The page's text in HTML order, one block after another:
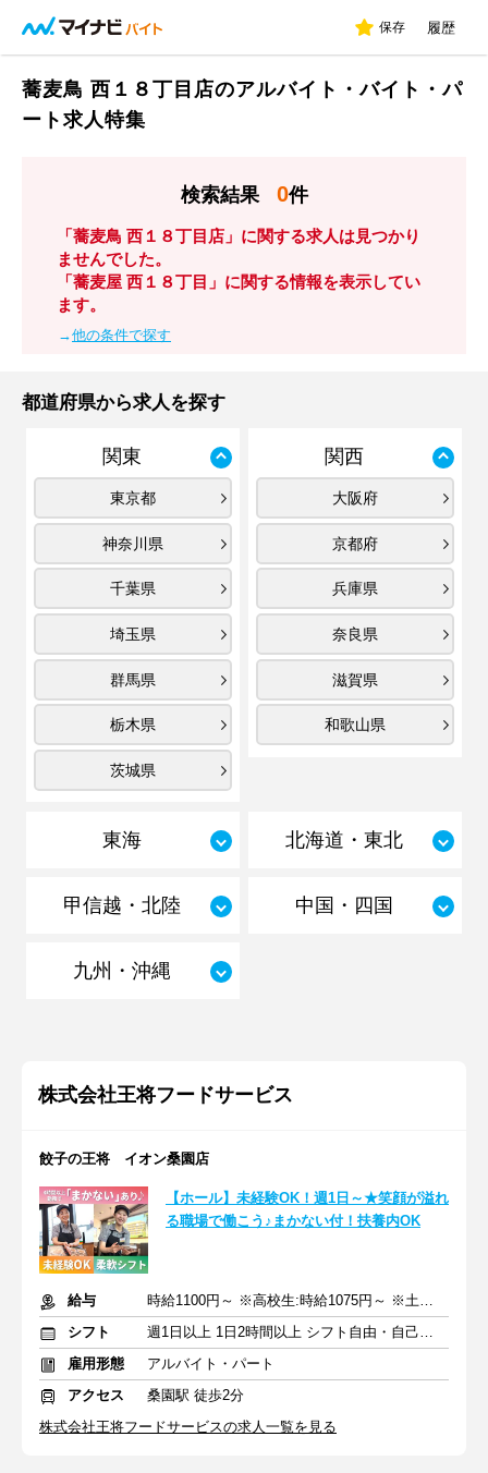
保存 履歴
蕎麦鳥 西１８丁目店のアルバイト・バイト・パ
ート求人特集
検索結果 0件
「蕎麦鳥 西１８丁目店」に関する求人は見つかり
ませんでした。
「蕎麦屋 西１８丁目」に関する情報を表示してい
ます。
→他の条件で探す
都道府県から求人を探す
関東
東京都
神奈川県
千葉県
埼玉県
群馬県
栃木県
茨城県
関西
大阪府
京都府
兵庫県
奈良県
滋賀県
和歌山県
東海 北海道・東北
甲信越・北陸 中国・四国
九州・沖縄
株式会社王将フードサービス
餃子の王将 イオン桑園店
【ホール】未経験OK！週1日～★笑顔が溢れ
る職場で働こう♪まかない付！扶養内OK
給与
時給1100円～ ※高校生:時給1075円～ ※土日祝+50円
シフト
週1日以上 1日2時間以上 シフト自由・自己申告
雇用形態
アルバイト・パート
アクセス
桑園駅 徒歩2分
株式会社王将フードサービスの求人一覧を見る